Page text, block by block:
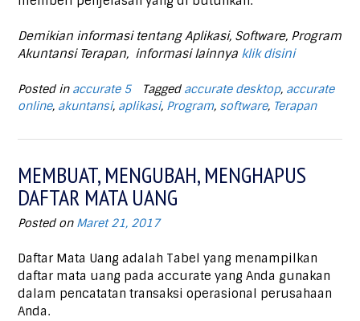
Demikian informasi tentang Aplikasi, Software, Program
Akuntansi Terapan, informasi lainnya klik disini
Posted in accurate 5 Tagged accurate desktop, accurate
online, akuntansi, aplikasi, Program, software, Terapan
MEMBUAT, MENGUBAH, MENGHAPUS
DAFTAR MATA UANG
Posted on Maret 21, 2017
Daftar Mata Uang adalah Tabel yang menampilkan
daftar mata uang pada accurate yang Anda gunakan
dalam pencatatan transaksi operasional perusahaan
Anda.